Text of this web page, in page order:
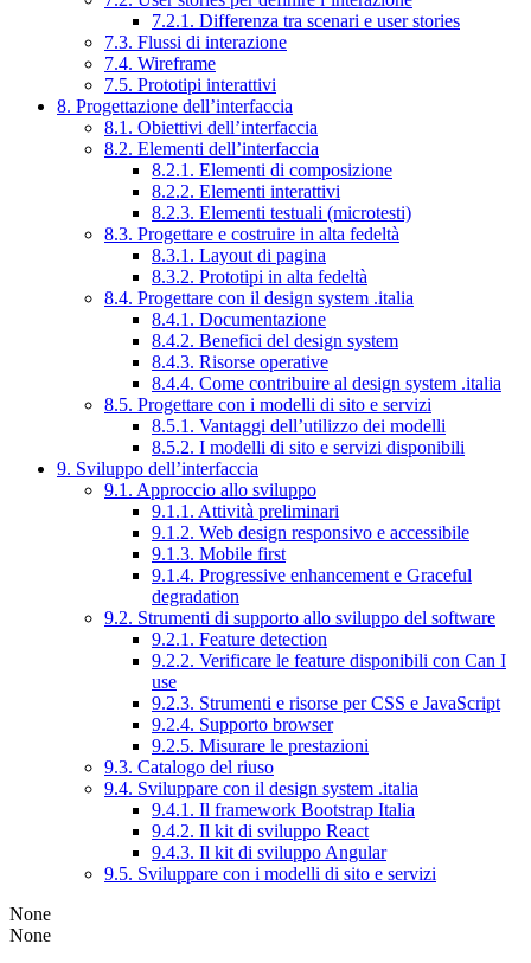
7.2.1. Differenza tra scenari e user stories
7.3. Flussi di interazione
7.4. Wireframe
7.5. Prototipi interattivi
8. Progettazione dell’interfaccia
8.1. Obiettivi dell’interfaccia
8.2. Elementi dell’interfaccia
8.2.1. Elementi di composizione
8.2.2. Elementi interattivi
8.2.3. Elementi testuali (microtesti)
8.3. Progettare e costruire in alta fedeltà
8.3.1. Layout di pagina
8.3.2. Prototipi in alta fedeltà
8.4. Progettare con il design system .italia
8.4.1. Documentazione
8.4.2. Benefici del design system
8.4.3. Risorse operative
8.4.4. Come contribuire al design system .italia
8.5. Progettare con i modelli di sito e servizi
8.5.1. Vantaggi dell’utilizzo dei modelli
8.5.2. I modelli di sito e servizi disponibili
9. Sviluppo dell’interfaccia
9.1. Approccio allo sviluppo
9.1.1. Attività preliminari
9.1.2. Web design responsivo e accessibile
9.1.3. Mobile first
9.1.4. Progressive enhancement e Graceful
degradation
9.2. Strumenti di supporto allo sviluppo del software
9.2.1. Feature detection
9.2.2. Verificare le feature disponibili con Can I
use
9.2.3. Strumenti e risorse per CSS e JavaScript
9.2.4. Supporto browser
9.2.5. Misurare le prestazioni
9.3. Catalogo del riuso
9.4. Sviluppare con il design system .italia
9.4.1. Il framework Bootstrap Italia
9.4.2. Il kit di sviluppo React
9.4.3. Il kit di sviluppo Angular
9.5. Sviluppare con i modelli di sito e servizi
None
None